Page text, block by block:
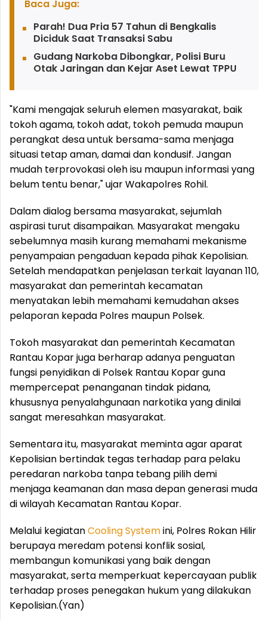
Baca Juga:
Parah! Dua Pria 57 Tahun di Bengkalis
Diciduk Saat Transaksi Sabu
Gudang Narkoba Dibongkar, Polisi Buru
Otak Jaringan dan Kejar Aset Lewat TPPU
"Kami mengajak seluruh elemen masyarakat, baik
tokoh agama, tokoh adat, tokoh pemuda maupun
perangkat desa untuk bersama-sama menjaga
situasi tetap aman, damai dan kondusif. Jangan
mudah terprovokasi oleh isu maupun informasi yang
belum tentu benar," ujar Wakapolres Rohil.
Dalam dialog bersama masyarakat, sejumlah
aspirasi turut disampaikan. Masyarakat mengaku
sebelumnya masih kurang memahami mekanisme
penyampaian pengaduan kepada pihak Kepolisian.
Setelah mendapatkan penjelasan terkait layanan 110,
masyarakat dan pemerintah kecamatan
menyatakan lebih memahami kemudahan akses
pelaporan kepada Polres maupun Polsek.
Tokoh masyarakat dan pemerintah Kecamatan
Rantau Kopar juga berharap adanya penguatan
fungsi penyidikan di Polsek Rantau Kopar guna
mempercepat penanganan tindak pidana,
khususnya penyalahgunaan narkotika yang dinilai
sangat meresahkan masyarakat.
Sementara itu, masyarakat meminta agar aparat
Kepolisian bertindak tegas terhadap para pelaku
peredaran narkoba tanpa tebang pilih demi
menjaga keamanan dan masa depan generasi muda
di wilayah Kecamatan Rantau Kopar.
Melalui kegiatanCooling Systemini, Polres Rokan Hilir
berupaya meredam potensi konflik sosial,
membangun komunikasi yang baik dengan
masyarakat, serta memperkuat kepercayaan publik
terhadap proses penegakan hukum yang dilakukan
Kepolisian.(Yan)